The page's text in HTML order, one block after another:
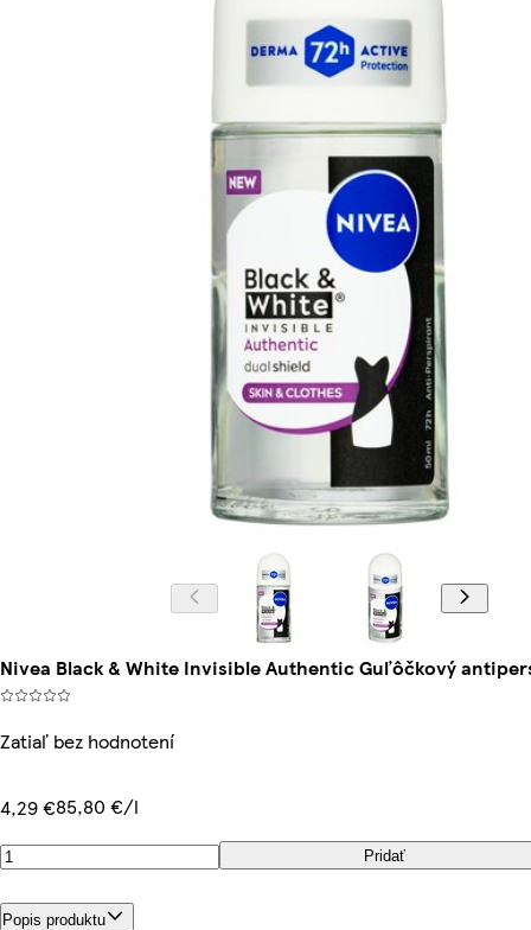
Nivea Black & White Invisible Authentic Guľôčkový
Zatiaľ bez hodnotení
4,29 €85,80 €/l
Pridať
Popis produktu